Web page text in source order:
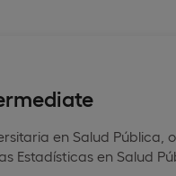
en Salud Pública,
Estadísticas en Salud